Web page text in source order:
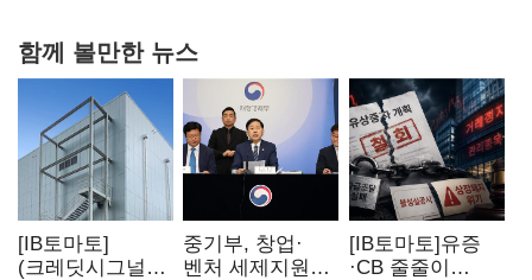
함께 볼만한 뉴스
[IB토마토]
(크레딧시그널)
중기부, 창업·
벤처 세제지원
[IB토마토]유증
·CB 줄줄이